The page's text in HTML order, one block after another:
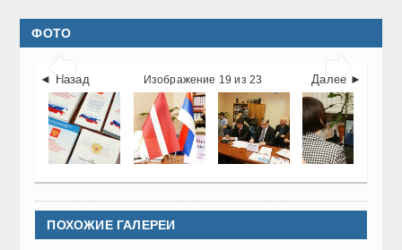
ФОТО
 
◄ Назад Далее ►
Изображение 19 из 23
ПОХОЖИЕ ГАЛЕРЕИ